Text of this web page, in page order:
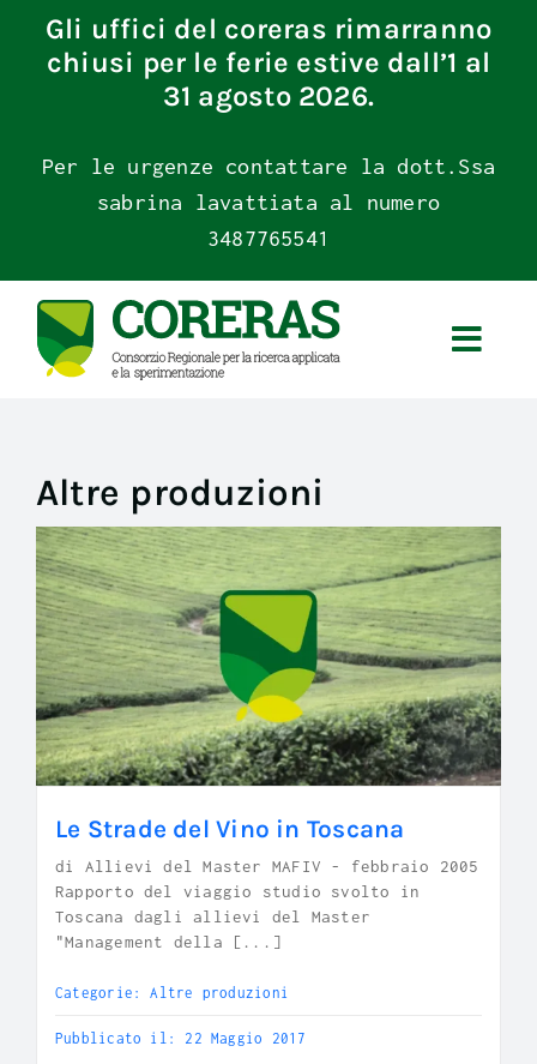
content
Gli uffici del coreras rimarranno
chiusi per le ferie estive dall’1 al
31 agosto 2026.
Per le urgenze contattare la dott.Ssa
sabrina lavattiata al numero
3487765541
Altre produzioni
Le Strade del Vino in Toscana
di Allievi del Master MAFIV - febbraio 2005
Rapporto del viaggio studio svolto in
Toscana dagli allievi del Master
"Management della [...]
Categorie: Altre produzioni
Pubblicato il: 22 Maggio 2017